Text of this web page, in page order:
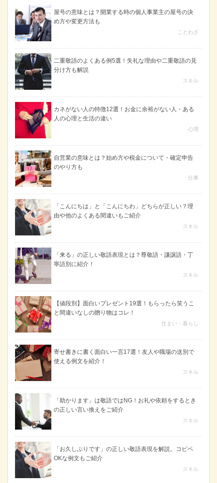
屋号の意味とは？開業する時の個人事業主の屋号の決
め方や変更方法も
ことわざ
二重敬語のよくある例5選！失礼な理由や二重敬語の見
分け方も解説
スキル
カネがない人の特徴12選！お金に余裕がない人・ある
人の心理と生活の違い
心理
自営業の意味とは？始め方や税金について・確定申告
のやり方も
仕事
「こんにちは」と「こんにちわ」どちらが正しい？理
由や他のよくある間違いもご紹介
スキル
「来る」の正しい敬語表現とは？尊敬語・謙譲語・丁
寧語別に紹介！
スキル
【値段別】面白いプレゼント19選！もらったら笑うこ
と間違いなしの贈り物はコレ！
住まい・暮らし
寄せ書きに書く面白い一言17選！友人や職場の送別で
使える例文を紹介！
スキル
「助かります」は敬語ではNG！お礼や依頼をするとき
の正しい言い換えをご紹介
スキル
「お久しぶりです」の正しい敬語表現を解説。コピペ
OKな例文もご紹介
スキル